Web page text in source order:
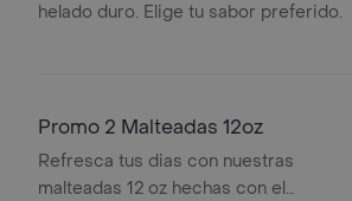
helado duro. Elige tu sabor preferido.
Promo 2 Malteadas 12oz
Refresca tus dias con nuestras
malteadas 12 oz hechas con el